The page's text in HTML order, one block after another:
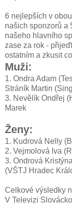
6 nejlepších v
našich sponzorů a
našeho hlavního
zase za rok -
ostatním a zkusit
Muži:
1. Ondra Adam
Stráník Martin
3. Nevělík Ondřej
Marek
Ženy:
1. Kudrová Nelly
2. Vejmolová Iva
3. Ondrová
(VŠTJ Hradec
Celkové výsledky
V Televizi